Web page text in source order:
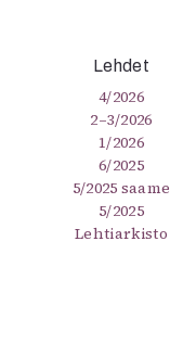
Lehdet
4/2026
2–3/2026
1/2026
6/2025
5/2025 saame
5/2025
Lehtiarkisto